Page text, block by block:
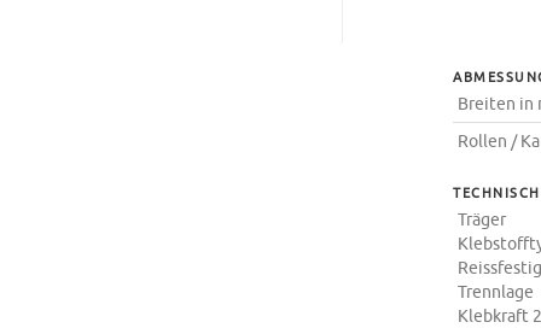
Breiten in
Rollen /
Träger
Trennlage
Klebkraft 2